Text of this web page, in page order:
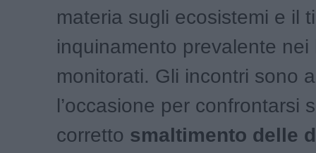
materia sugli ecosistemi e il
inquinamento prevalente nei
monitorati. Gli incontri sono
l’occasione per confrontarsi
corretto smaltimento delle